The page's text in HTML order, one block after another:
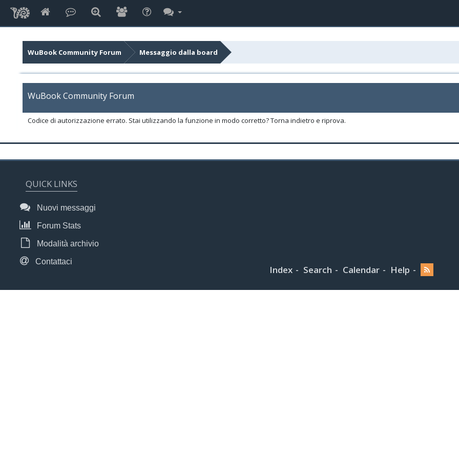
WuBook Community Forum Messaggio dalla board
WuBook Community Forum
Codice di autorizzazione errato. Stai utilizzando la funzione in modo corretto? Torna indietro e riprova.
QUICK LINKS
Nuovi messaggi
Forum Stats
Modalità archivio
Contattaci
Index Search Calendar Help